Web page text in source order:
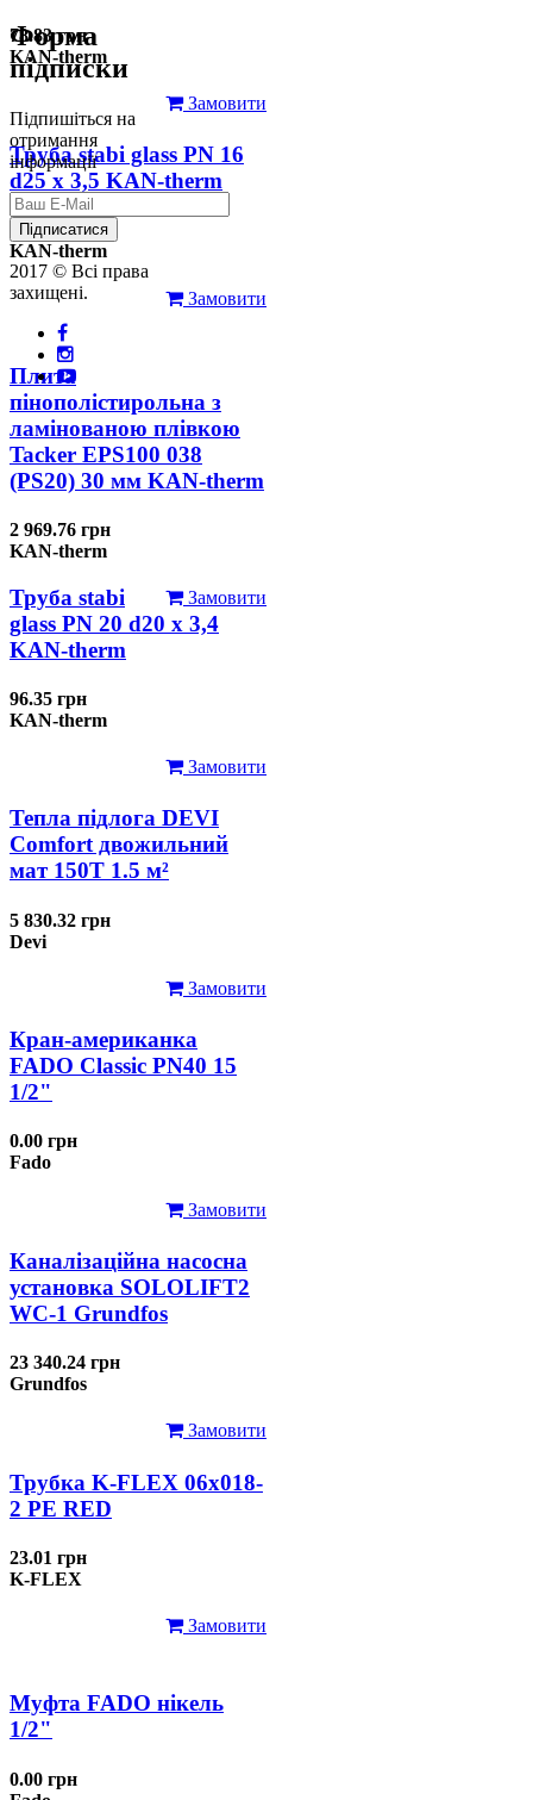
78.83 грн
KAN-therm
Замовити
Труба stabi glass PN 16
d25 х 3,5 KAN-therm
126.31 грн
KAN-therm
Замовити
Плита
пінополістирольна з
ламінованою плівкою
Tacker EPS100 038
(PS20) 30 мм KAN-therm
2 969.76 грн
KAN-therm
Замовити
Труба stabi
glass PN 20 d20 х 3,4
KAN-therm
96.35 грн
KAN-therm
Замовити
Тепла підлога DEVI
Comfort двожильний
мат 150T 1.5 м²
5 830.32 грн
Devi
Замовити
Кран-американка
FADO Classic PN40 15
1/2"
0.00 грн
Fado
Замовити
Каналізаційна насосна
установка SOLOLIFT2
WC-1 Grundfos
23 340.24 грн
Grundfos
Замовити
Трубка K-FLEX 06x018-
2 РЕ RED
23.01 грн
K-FLEX
Замовити
Муфта FADO нікель
1/2"
0.00 грн
Форма
підписки
Підпишіться на
отримання
інформації
Підписатися
2017 © Всі права
захищені.